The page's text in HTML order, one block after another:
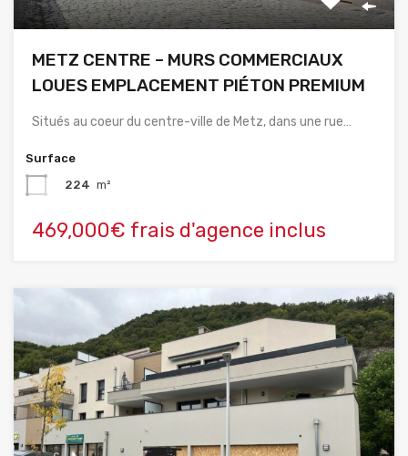
METZ CENTRE – MURS COMMERCIAUX
LOUES EMPLACEMENT PIÉTON PREMIUM
Situés au coeur du centre-ville de Metz, dans une rue…
Surface
224 m²
469,000€ frais d'agence inclus